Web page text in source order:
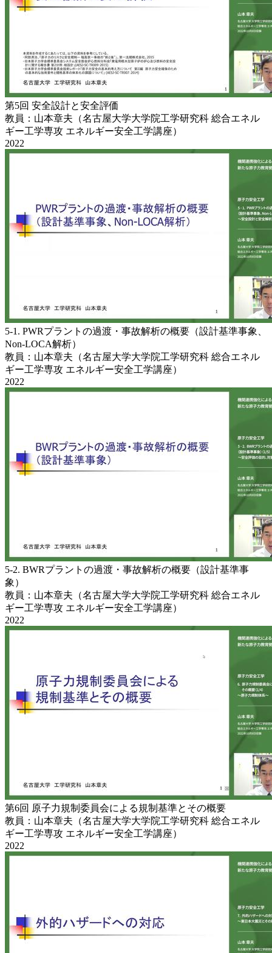
第5回 安全設計と安全評価
教員：山本章夫（名古屋大学大学院工学研究科 総合エネル
ギー工学専攻 エネルギー安全工学講座）
2022
5-1. PWRプラントの過渡・事故解析の概要（設計基準事象、
Non-LOCA解析）
教員：山本章夫（名古屋大学大学院工学研究科 総合エネル
ギー工学専攻 エネルギー安全工学講座）
2022
5-2. BWRプラントの過渡・事故解析の概要（設計基準事
象）
教員：山本章夫（名古屋大学大学院工学研究科 総合エネル
ギー工学専攻 エネルギー安全工学講座）
2022
第6回 原子力規制委員会による規制基準とその概要
教員：山本章夫（名古屋大学大学院工学研究科 総合エネル
ギー工学専攻 エネルギー安全工学講座）
2022